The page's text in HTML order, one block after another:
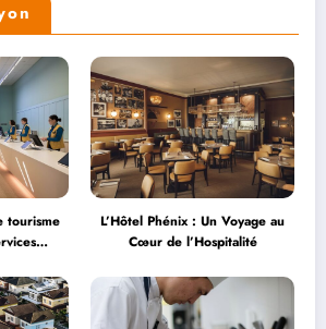
tourisme
L’Hôtel Phénix : Un Voyage au
Cœur de l’Hospitalité